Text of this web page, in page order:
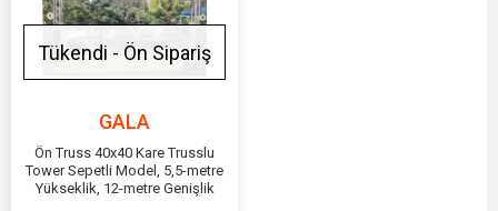
Tükendi - Ön Sipariş
GALA
Ön Truss 40x40 Kare Trusslu
Tower Sepetli Model, 5,5-metre
Yükseklik, 12-metre Genişlik